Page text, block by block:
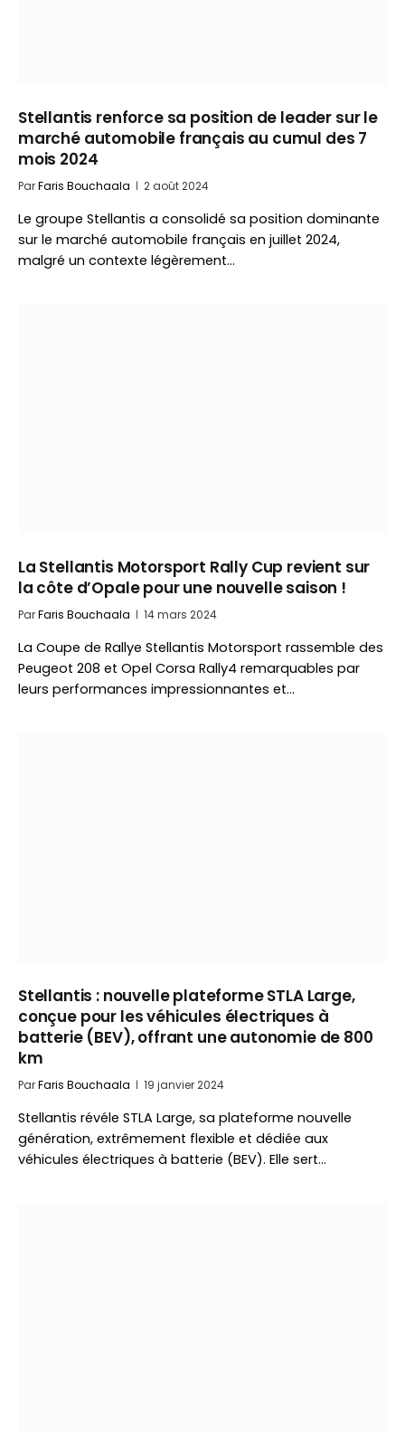
Stellantis renforce sa position de leader sur le
marché automobile français au cumul des 7
mois 2024
ParFaris Bouchaala 2 août 2024
Le groupe Stellantis a consolidé sa position dominante
sur le marché automobile français en juillet 2024,
malgré un contexte légèrement…
La Stellantis Motorsport Rally Cup revient sur
la côte d’Opale pour une nouvelle saison !
ParFaris Bouchaala 14 mars 2024
La Coupe de Rallye Stellantis Motorsport rassemble des
Peugeot 208 et Opel Corsa Rally4 remarquables par
leurs performances impressionnantes et…
Stellantis : nouvelle plateforme STLA Large,
conçue pour les véhicules électriques à
batterie (BEV), offrant une autonomie de 800
km
ParFaris Bouchaala 19 janvier 2024
Stellantis révéle STLA Large, sa plateforme nouvelle
génération, extrêmement flexible et dédiée aux
véhicules électriques à batterie (BEV). Elle sert…